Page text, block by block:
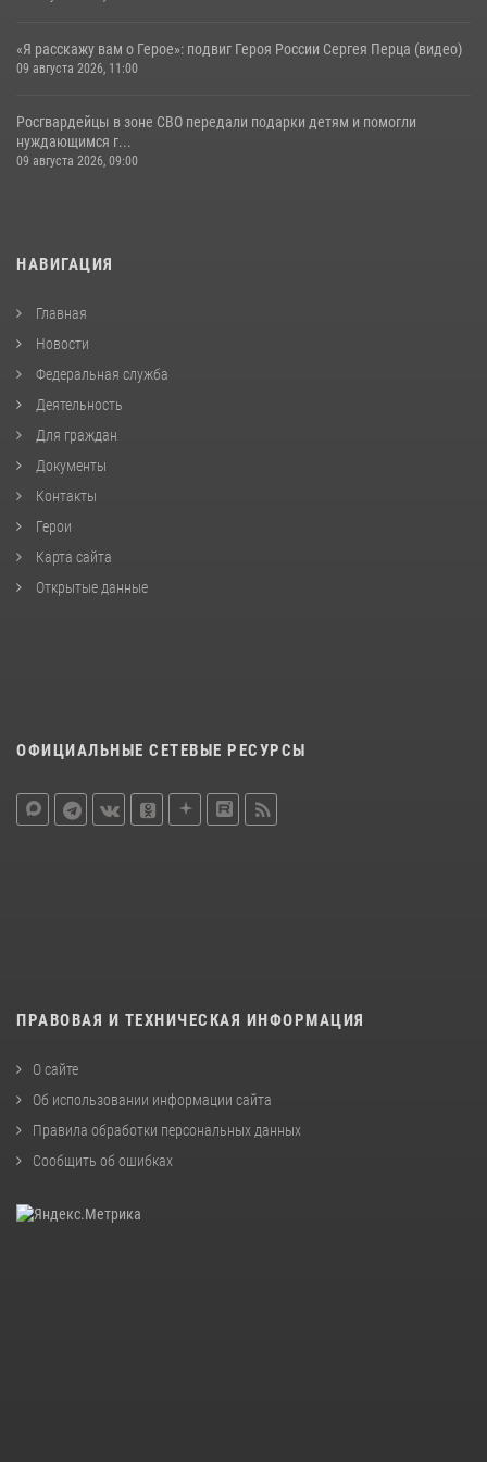
«Я расскажу вам о Герое»: подвиг Героя России Сергея Перца (видео)
09 августа 2026, 11:00
Росгвардейцы в зоне СВО передали подарки детям и помогли
нуждающимся г...
09 августа 2026, 09:00
НАВИГАЦИЯ
Главная
Новости
Федеральная служба
Деятельность
Для граждан
Документы
Контакты
Герои
Карта сайта
Открытые данные
ОФИЦИАЛЬНЫЕ СЕТЕВЫЕ РЕСУРСЫ
ПРАВОВАЯ И ТЕХНИЧЕСКАЯ ИНФОРМАЦИЯ
О сайте
Об использовании информации сайта
Правила обработки персональных данных
Сообщить об ошибках